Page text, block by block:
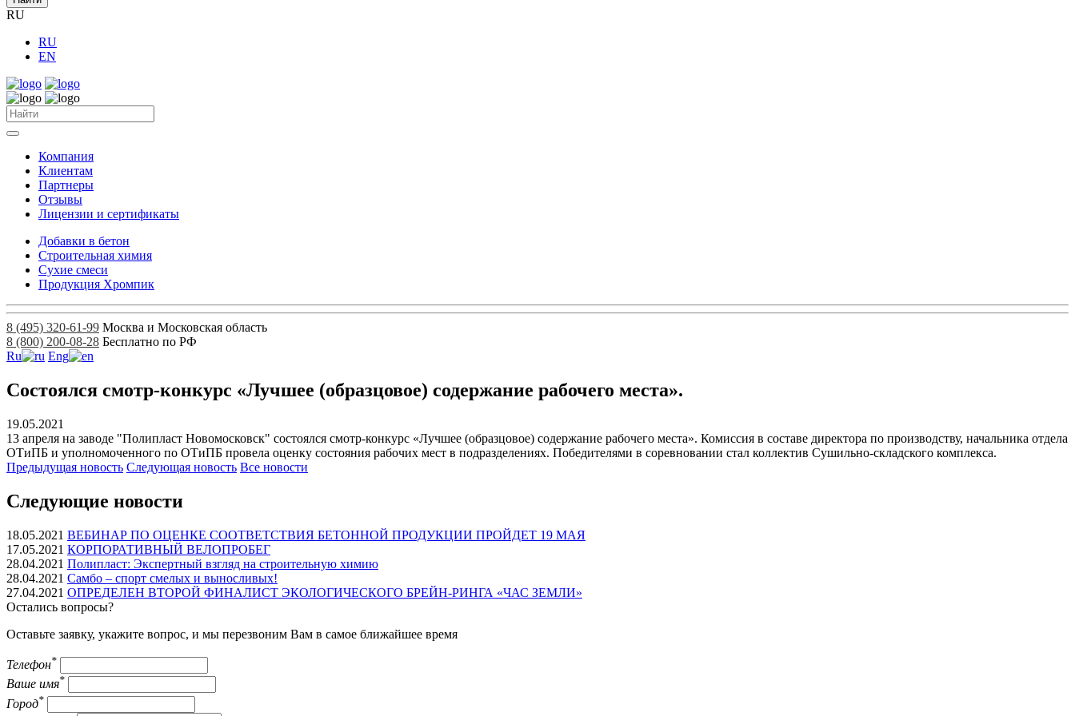
RU
RU
EN
Компания
Клиентам
Партнеры
Отзывы
Лицензии и сертификаты
Добавки в бетон
Строительная химия
Сухие смеси
Продукция Хромпик
8 (495) 320-61-99 Москва и Московская область
8 (800) 200-08-28 Бесплатно по РФ
Ru
Eng
Состоялся смотр-конкурс «Лучшее (образцовое) содержание рабочего места».
19.05.2021
13 апреля на заводе "Полипласт Новомосковск" состоялся смотр-конкурс «Лучшее (образцовое) содержание рабочего места». Комиссия в составе директора по производству, начальника отдела
ОТиПБ и уполномоченного по ОТиПБ провела оценку состояния рабочих мест в подразделениях. Победителями в соревновании стал коллектив Сушильно-складского комплекса.
Предыдущая новость Следующая новость Все новости
Следующие новости
18.05.2021 ВЕБИНАР ПО ОЦЕНКЕ СООТВЕТСТВИЯ БЕТОННОЙ ПРОДУКЦИИ ПРОЙДЕТ 19 МАЯ
17.05.2021 КОРПОРАТИВНЫЙ ВЕЛОПРОБЕГ
28.04.2021 Полипласт: Экспертный взгляд на строительную химию
28.04.2021 Самбо – спорт смелых и выносливых!
27.04.2021 ОПРЕДЕЛЕН ВТОРОЙ ФИНАЛИСТ ЭКОЛОГИЧЕСКОГО БРЕЙН-РИНГА «ЧАС ЗЕМЛИ»
Остались вопросы?
Оставьте заявку, укажите вопрос, и мы перезвоним Вам в самое ближайшее время
Телефон*
Ваше имя*
Город*